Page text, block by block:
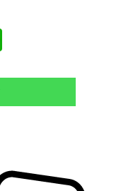
W
a
ts
p